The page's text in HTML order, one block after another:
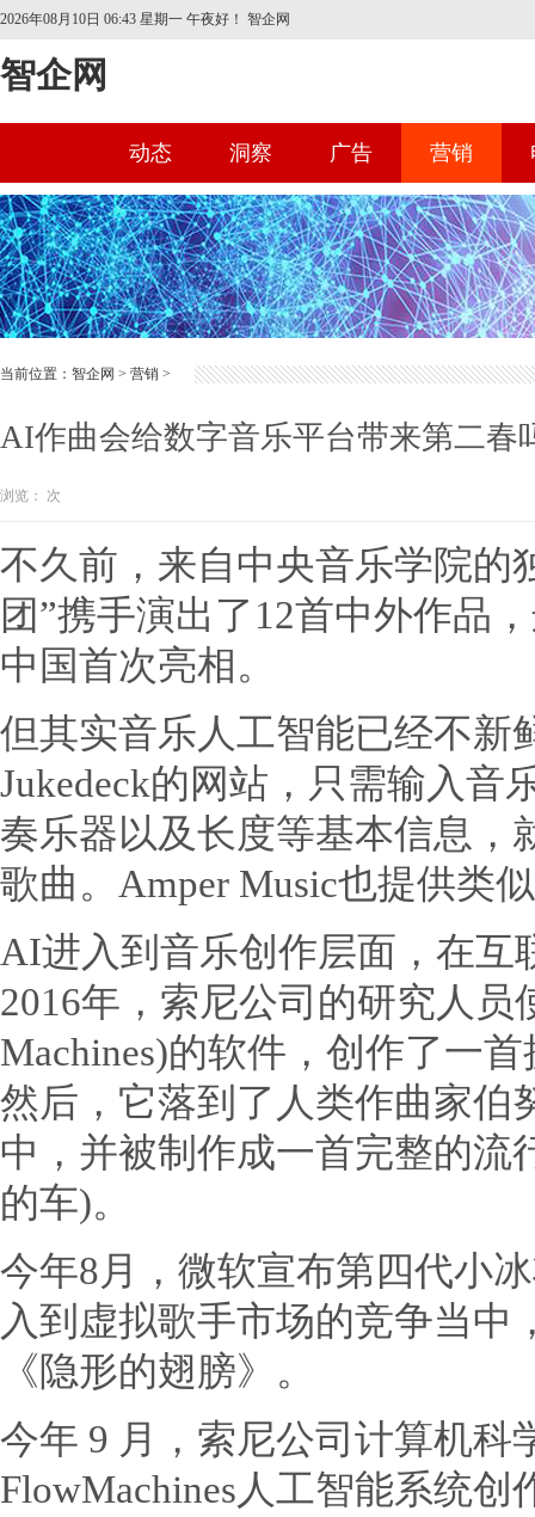
2026年08月10日 06:43 星期一 午夜好！ 智企网
智企网
首页
动态 洞察 广告 营销
当前位置： 智企网 > 营销 >
AI作曲会给数字音乐平台带来第二春
浏览： 次
不久前，来自中央音乐学院的
团”携手演出了12首中外作品
中国首次亮相。
但其实音乐人工智能已经不新
Jukedeck的网站，只需输入音
奏乐器以及长度等基本信息，
歌曲。Amper Music也提供类
AI进入到音乐创作层面，在互
2016年，索尼公司的研究人员
Machines)的软件，创作了一
然后，它落到了人类作曲家伯
中，并被制作成一首完整的流
的车)。
今年8月，微软宣布第四代小
入到虚拟歌手市场的竞争当中
《隐形的翅膀》。
今年 9 月，索尼公司计算机科
FlowMachines人工智能系统